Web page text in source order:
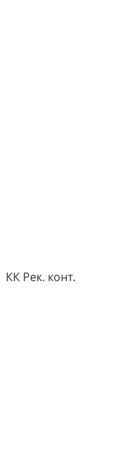
КК Рек. конт.